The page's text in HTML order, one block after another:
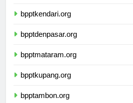
bpptkendari.org
bpptdenpasar.org
bpptmataram.org
bpptkupang.org
bpptambon.org